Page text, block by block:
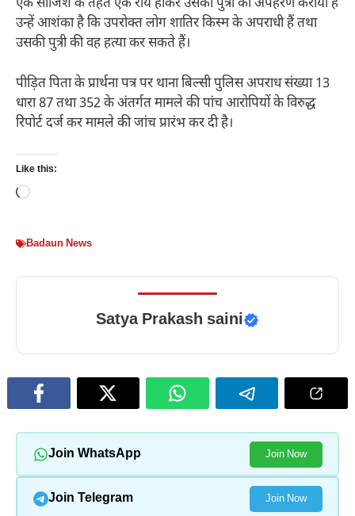
एक साजिश के तहत एक राय होकर उसकी पुत्री का अपहरण कराया है
उन्हें आशंका है कि उपरोक्त लोग शातिर किस्म के अपराधी हैं तथा
उसकी पुत्री की वह हत्या कर सकते हैं।
पीड़ित पिता के प्रार्थना पत्र पर थाना बिल्सी पुलिस अपराध संख्या 13
धारा 87 तथा 352 के अंतर्गत मामले की पांच आरोपियों के विरुद्ध
रिपोर्ट दर्ज कर मामले की जांच प्रारंभ कर दी है।
Like this:
Loading…
Badaun News
Satya Prakash saini
Join WhatsApp Join Now
Join Telegram Join Now